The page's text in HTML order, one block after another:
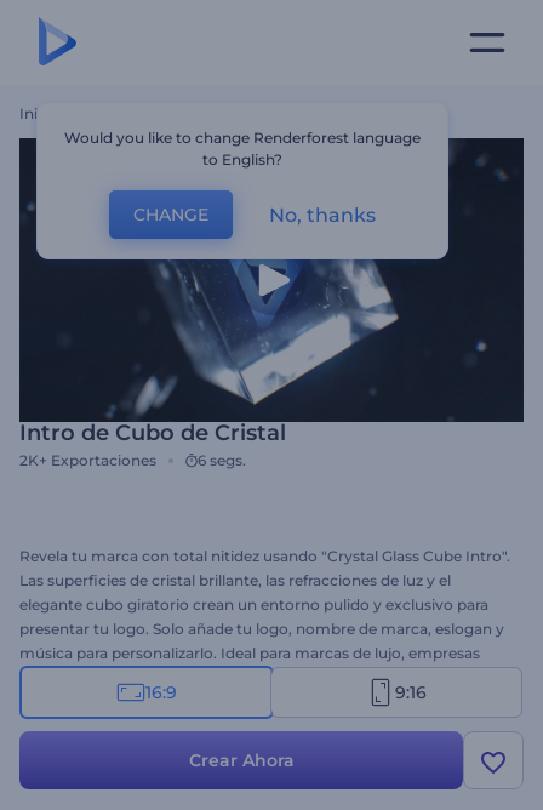
Inicio
Intro de Cubo de Cristal
2K+ Exportaciones 6 segs.
Revela tu marca con total nitidez usando "Crystal Glass Cube Intro".
Las superficies de cristal brillante, las refracciones de luz y el
elegante cubo giratorio crean un entorno pulido y exclusivo para
presentar tu logo. Solo añade tu logo, nombre de marca, eslogan y
música para personalizarlo. Ideal para marcas de lujo, empresas
tecnológicas, estudios de arquitectura y lanzamientos de
productos de alta gama. ¡Créalo ahora y deja que tu marca brille en
16:9 9:16
Crear Ahora
Would you like to change Renderforest language
to English?
CHANGE No, thanks